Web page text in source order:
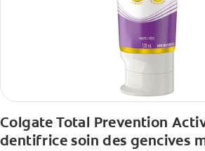
Colgate Total Prevention
dentifrice soin des gencives